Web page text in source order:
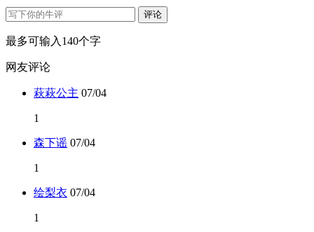
评论
最多可输入140个字
网友评论
萩萩公主 07/04
1
森下谣 07/04
1
绘梨衣 07/04
1